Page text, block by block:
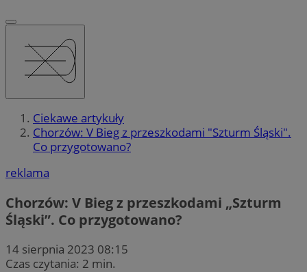
Ciekawe artykuły
Chorzów: V Bieg z przeszkodami "Szturm Śląski".
Co przygotowano?
reklama
Chorzów: V Bieg z przeszkodami „Szturm
Śląski”. Co przygotowano?
14 sierpnia 2023 08:15
Czas czytania: 2 min.